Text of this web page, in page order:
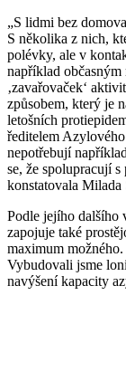
„S lidmi bez
S několika z nich,
polévky, ale v
například občasným
‚zavařovaček‘
způsobem, který je
letošních
ředitelem
nepotřebují
se, že spolupracují
konstatovala Milada
Podle jejího dalšího
zapojuje také
maximum
Vybudovali jsme
navýšení kapacity